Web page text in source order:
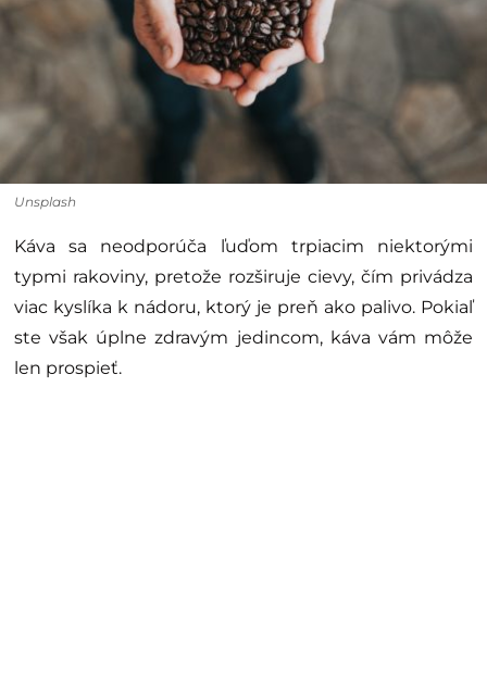
Unsplash
Káva sa neodporúča ľuďom trpiacim niektorými
typmi rakoviny, pretože rozširuje cievy, čím privádza
viac kyslíka k nádoru, ktorý je preň ako palivo. Pokiaľ
ste však úplne zdravým jedincom, káva vám môže
len prospieť.